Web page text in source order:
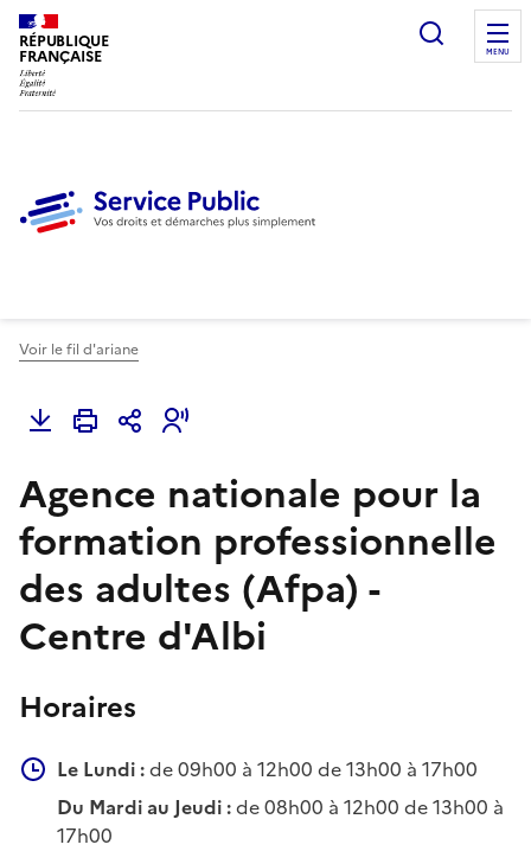
RÉPUBLIQUE
FRANÇAISE
Ouvrir
MENU
Voir le fil d'ariane
Agence nationale pour la
formation professionnelle
des adultes (Afpa) -
Centre d'Albi
Horaires
Le Lundi :de 09h00 à 12h00 de 13h00 à 17h00
Du Mardi au Jeudi :de 08h00 à 12h00 de 13h00 à
17h00